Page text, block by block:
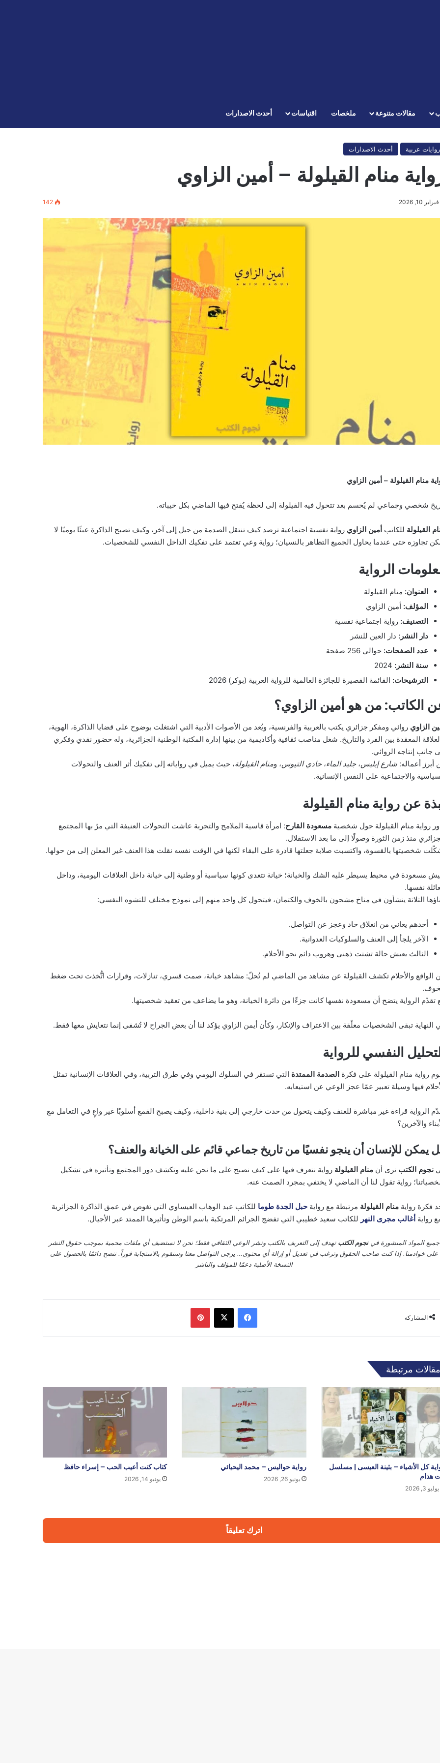
مقالات متنوعة ملخصات اقتباسات أحدث الاصدارات
روايات عربية أحدث الاصدارات
منام القيلولة – أمين الزاوي
فبراير 10, 2026 142
منام القيلولة – أمين الزاوي
شخصي وجماعي لم يُحسم بعد تتحول فيه القيلولة إلى لحظة يُفتح فيها الماضي بكل خيباته.
القيلولة للكاتب أمين الزاوي رواية نفسية اجتماعية ترصد كيف تنتقل الصدمة من جيل إلى آخر، وكيف تصبح الذاكرة عبئًا يوميًا لا
تجاوزه حتى عندما يحاول الجميع التظاهر بالنسيان؛ رواية وعي تعتمد على تفكيك الداخل النفسي للشخصيات.
الرواية
العنوان: منام القيلولة
المؤلف: أمين الزاوي
التصنيف: رواية اجتماعية نفسية
دار النشر: دار العين للنشر
عدد الصفحات: حوالي 256 صفحة
سنة النشر:
الترشيحات: القائمة القصيرة للجائزة العالمية للرواية العربية (بوكر) 2026
الكاتب: من هو أمين الزاوي؟
الزاوي روائي ومفكر جزائري يكتب بالعربية والفرنسية، ويُعد من الأصوات الأدبية التي اشتغلت بوضوح على قضايا الذاكرة، الهوية،
المعقدة بين الفرد والتاريخ. شغل مناصب ثقافية وأكاديمية من بينها إدارة المكتبة الوطنية الجزائرية، وله حضور نقدي وفكري
جانب إنتاجه الروائي.
أبرز أعماله: شارع إبليس،جليد الماء،حادي التيوس، ومنام القيلولة، حيث يميل في رواياته إلى تفكيك أثر العنف والتحولات
والاجتماعية على النفس الإنسانية.
عن رواية منام القيلولة
رواية منام القيلولة حول شخصية مسعودة القارح: امرأة قاسية الملامح والتجربة عاشت التحولات العنيفة التي مرّ بها المجتمع
منذ زمن الثورة وصولًا إلى ما بعد الاستقلال.
شخصيتها بالقسوة، واكتسبت صلابة جعلتها قادرة على البقاء لكنها في الوقت نفسه نقلت هذا العنف غير المعلن إلى من حولها.
مسعودة في محيط يسيطر عليه الشك والخيانة؛ خيانة تتعدى كونها سياسية أو وطنية إلى خيانة داخل العلاقات اليومية، وداخل
نفسها.
الثلاثة ينشأون في مناخ مشحون بالخوف والكتمان، فيتحول كل واحد منهم إلى نموذج مختلف للتشوه النفسي:
أحدهم يعاني من انغلاق حاد وعجز عن التواصل.
الآخر يلجأ إلى العنف والسلوكيات العدوانية.
الثالث يعيش حالة تشتت ذهني وهروب دائم نحو الأحلام.
الواقع والأحلام تكشف القيلولة عن مشاهد من الماضي لم تُحلّ: مشاهد خيانة، صمت قسري، تنازلات، وقرارات اتُّخذت تحت ضغط
تقدّم الرواية يتضح أن مسعودة نفسها كانت جزءًا من دائرة الخيانة، وهو ما يضاعف من تعقيد شخصيتها.
النهاية تبقى الشخصيات معلّقة بين الاعتراف والإنكار، وكأن أيمن الزاوي يؤكد لنا أن بعض الجراح لا تُشفى إنما نتعايش معها فقط.
النفسي للرواية
رواية منام القيلولة على فكرة الصدمة الممتدة التي تستقر في السلوك اليومي وفي طرق التربية، وفي العلاقات الإنسانية تمثل
فيها وسيلة تعبير عمّا عجز الوعي عن استيعابه.
الرواية قراءة غير مباشرة للعنف وكيف يتحول من حدث خارجي إلى بنية داخلية، وكيف يصبح القمع أسلوبًا غير واعٍ في التعامل مع
والآخرين؟
يمكن للإنسان أن ينجو نفسيًا من تاريخ جماعي قائم على الخيانة والعنف؟
نجوم الكتب نرى أن منام القيلولة رواية نتعرف فيها على كيف نصبح على ما نحن عليه وتكشف دور المجتمع وتأثيره في تشكيل
رواية تقول لنا أن الماضي لا يختفي بمجرد الصمت عنه.
فكرة رواية منام القيلولة مرتبطة مع رواية حبل الجدة طوما للكاتب عبد الوهاب العيساوي التي تغوص في عمق الذاكرة الجزائرية
رواية أغالب مجرى النهر للكاتب سعيد خطيبي التي تفضج الجرائم المرتكبة باسم الوطن وتأثيرها الممتد عبر الأجيال.
جميع المواد المنشورة فينجوم الكتب تهدف إلى التعريف بالكتب ونشر الوعي الثقافي فقط؛ نحن لا نستضيف أي ملفات محمية بموجب حقوق النشر
على خوادمنا. إذا كنت صاحب الحقوق وترغب في تعديل أو إزالة أي محتوى… يرجى التواصل معنا وسنقوم بالاستجابة فوراً. ننصح دائمًا بالحصول على
النسخة الأصلية دعمًا للمؤلف والناشر
المشاركة
فيسبوك ‫X بينتيريست
مقالات مرتبطة
كل الأشياء – بثينة العيسى | مسلسل
هدام
يوليو 3, 2026
رواية حواليس – محمد اليحيائي
يونيو 26, 2026
كتاب كنت أعيب الحب – إسراء حافظ
يونيو 14, 2026
اترك تعليقاً